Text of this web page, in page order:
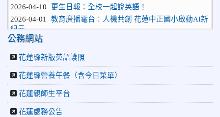
2026-04-01
教育廣播電台：人機共創 花蓮中正國小啟動AI新
紀元
2026-03-30
校共創校訂課程新典範
2026-03-30 更生日報：人機共創「校訂課程」中正國小啟動
AI 教學新紀元
2026-03-21 教育廣播電台：跟著文化去旅行 花蓮中正國小與
2026-03-19
齡游泳錦標賽再創佳績
公務網站
花蓮縣新版英語護照
花蓮縣營養午餐（含今日菜單）
花蓮親師生平台
花蓮處務公告